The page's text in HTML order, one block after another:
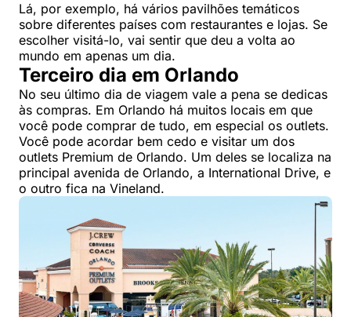
Lá, por exemplo, há vários pavilhões temáticos
sobre diferentes países com restaurantes e lojas. Se
escolher visitá-lo, vai sentir que deu a volta ao
mundo em apenas um dia.
Terceiro dia em Orlando
No seu último dia de viagem vale a pena se dedicas
às compras. Em Orlando há muitos locais em que
você pode comprar de tudo, em especial os outlets.
Você pode acordar bem cedo e visitar um dos
outlets Premium de Orlando. Um deles se localiza na
principal avenida de Orlando, a International Drive, e
o outro fica na Vineland.